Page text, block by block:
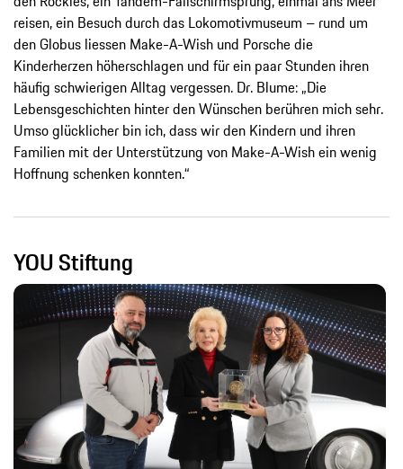
reisen, ein Besuch durch das Lokomotivmuseum – rund um
den Globus liessen Make-A-Wish und Porsche die
Kinderherzen höherschlagen und für ein paar Stunden ihren
häufig schwierigen Alltag vergessen. Dr. Blume: „Die
Lebensgeschichten hinter den Wünschen berühren mich sehr.
Umso glücklicher bin ich, dass wir den Kindern und ihren
Familien mit der Unterstützung von Make-A-Wish ein wenig
Hoffnung schenken konnten.“
YOU Stiftung